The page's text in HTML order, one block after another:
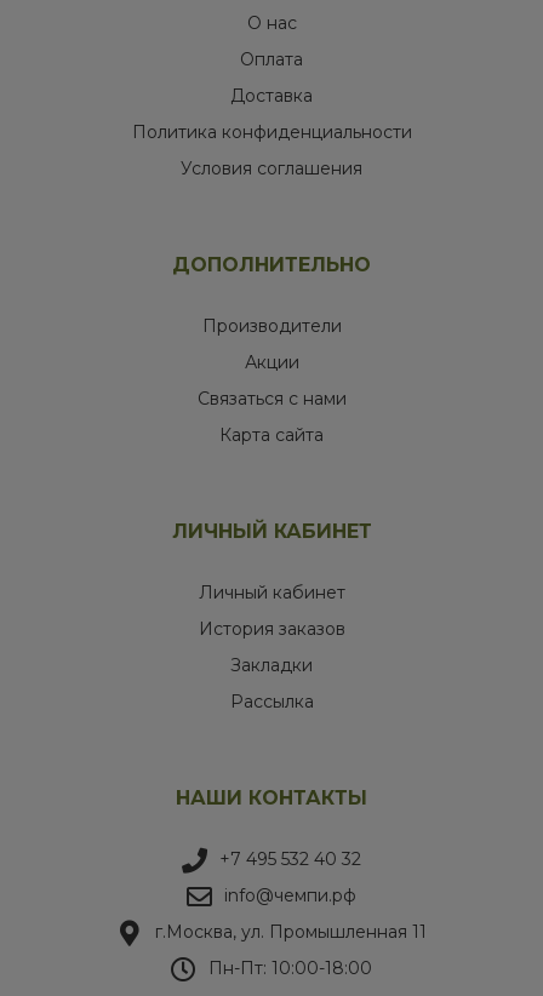
О нас
Оплата
Доставка
Политика конфиденциальности
Условия соглашения
ДОПОЛНИТЕЛЬНО
Производители
Акции
Связаться с нами
Карта сайта
ЛИЧНЫЙ КАБИНЕТ
Личный кабинет
История заказов
Закладки
Рассылка
НАШИ КОНТАКТЫ
+7 495 532 40 32
info@чемпи.рф
г.Москва, ул. Промышленная 11
Пн-Пт: 10:00-18:00